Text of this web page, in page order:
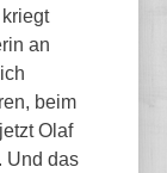
an
beim
Olaf
Und das